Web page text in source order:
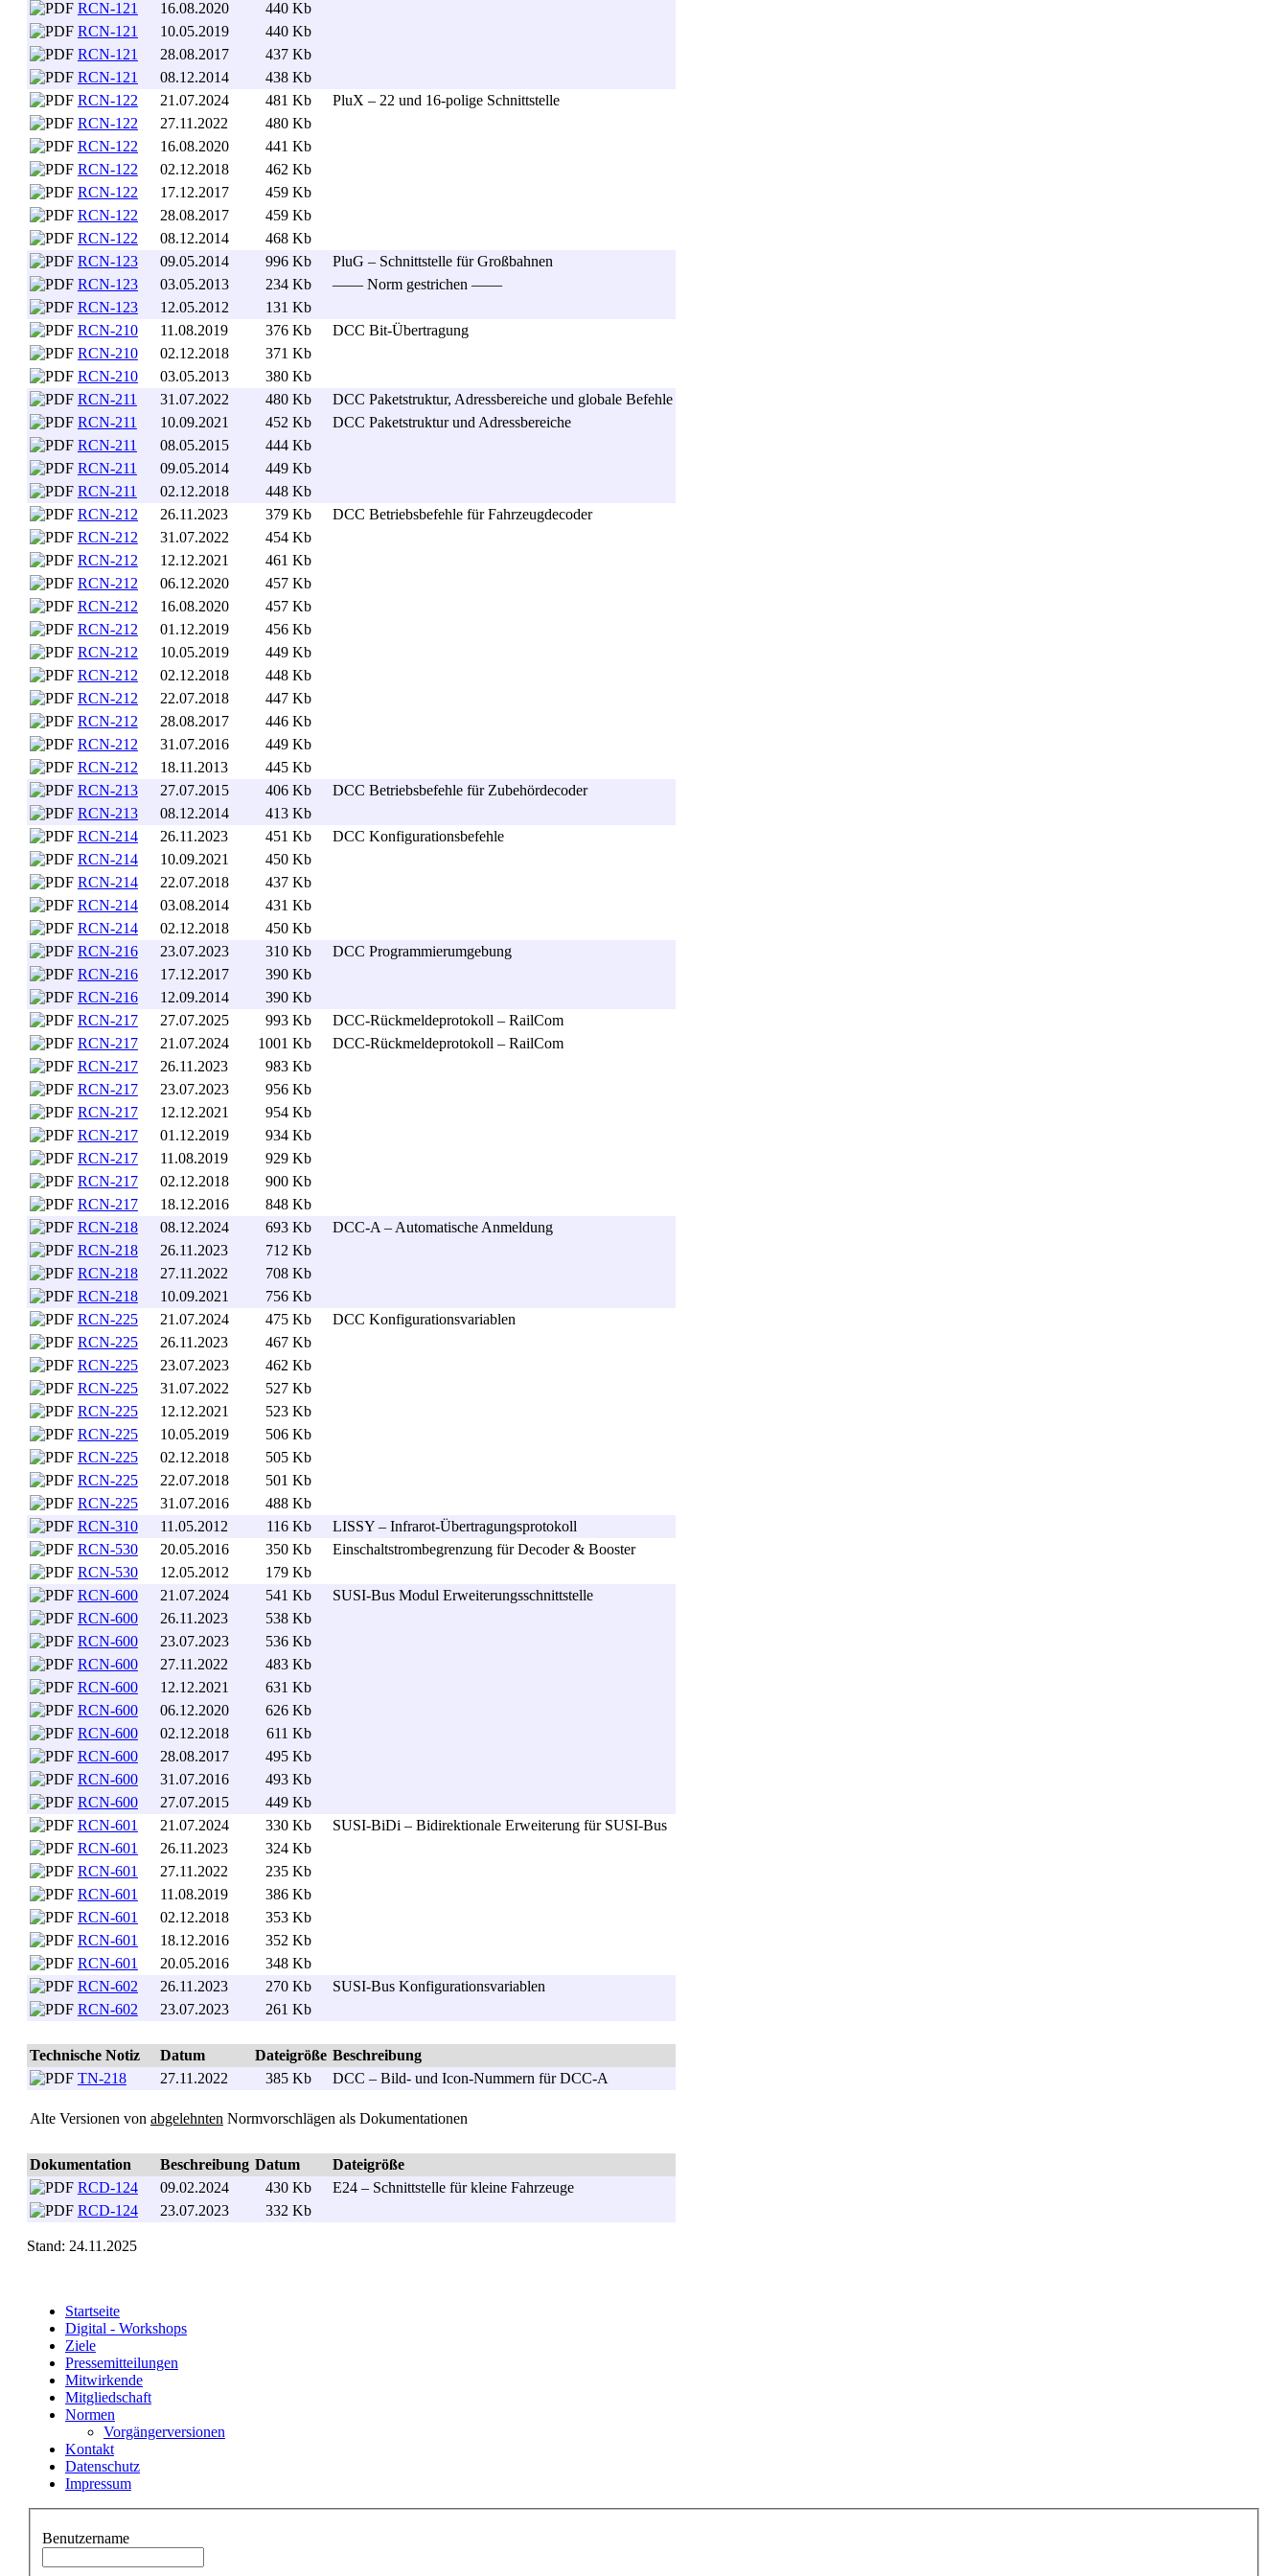
RCN-121
16.08.2020 440 Kb
RCN-121
10.05.2019 440 Kb
RCN-121
28.08.2017 437 Kb
RCN-121
08.12.2014 438 Kb
RCN-122
21.07.2024 481 Kb
PluX – 22 und 16-polige Schnittstelle
RCN-122
27.11.2022 480 Kb
RCN-122
16.08.2020 441 Kb
RCN-122
02.12.2018 462 Kb
RCN-122
17.12.2017 459 Kb
RCN-122
28.08.2017 459 Kb
RCN-122
08.12.2014 468 Kb
RCN-123
09.05.2014 996 Kb
PluG – Schnittstelle für Großbahnen
RCN-123
03.05.2013 234 Kb
—— Norm gestrichen ——
RCN-123
12.05.2012 131 Kb
RCN-210
11.08.2019 376 Kb
DCC Bit-Übertragung
RCN-210
02.12.2018 371 Kb
RCN-210
03.05.2013 380 Kb
RCN-211
31.07.2022 480 Kb
DCC Paketstruktur, Adressbereiche und globale Befehle
RCN-211
10.09.2021 452 Kb
DCC Paketstruktur und Adressbereiche
RCN-211
08.05.2015 444 Kb
RCN-211
09.05.2014 449 Kb
RCN-211
02.12.2018 448 Kb
RCN-212
26.11.2023 379 Kb
DCC Betriebsbefehle für Fahrzeugdecoder
RCN-212
31.07.2022 454 Kb
RCN-212
12.12.2021 461 Kb
RCN-212
06.12.2020 457 Kb
RCN-212
16.08.2020 457 Kb
RCN-212
01.12.2019 456 Kb
RCN-212
10.05.2019 449 Kb
RCN-212
02.12.2018 448 Kb
RCN-212
22.07.2018 447 Kb
RCN-212
28.08.2017 446 Kb
RCN-212
31.07.2016 449 Kb
RCN-212
18.11.2013 445 Kb
RCN-213
27.07.2015 406 Kb
DCC Betriebsbefehle für Zubehördecoder
RCN-213
08.12.2014 413 Kb
RCN-214
26.11.2023 451 Kb
DCC Konfigurationsbefehle
RCN-214
10.09.2021 450 Kb
RCN-214
22.07.2018 437 Kb
RCN-214
03.08.2014 431 Kb
RCN-214
02.12.2018 450 Kb
RCN-216
23.07.2023 310 Kb
DCC Programmierumgebung
RCN-216
17.12.2017 390 Kb
RCN-216
12.09.2014 390 Kb
RCN-217
27.07.2025 993 Kb
DCC-Rückmeldeprotokoll – RailCom
RCN-217
21.07.2024 1001 Kb
DCC-Rückmeldeprotokoll – RailCom
RCN-217
26.11.2023 983 Kb
RCN-217
23.07.2023 956 Kb
RCN-217
12.12.2021 954 Kb
RCN-217
01.12.2019 934 Kb
RCN-217
11.08.2019 929 Kb
RCN-217
02.12.2018 900 Kb
RCN-217
18.12.2016 848 Kb
RCN-218
08.12.2024 693 Kb
DCC-A – Automatische Anmeldung
RCN-218
26.11.2023 712 Kb
RCN-218
27.11.2022 708 Kb
RCN-218
10.09.2021 756 Kb
RCN-225
21.07.2024 475 Kb
DCC Konfigurationsvariablen
RCN-225
26.11.2023 467 Kb
RCN-225
23.07.2023 462 Kb
RCN-225
31.07.2022 527 Kb
RCN-225
12.12.2021 523 Kb
RCN-225
10.05.2019 506 Kb
RCN-225
02.12.2018 505 Kb
RCN-225
22.07.2018 501 Kb
RCN-225
31.07.2016 488 Kb
RCN-310
11.05.2012 116 Kb
LISSY – Infrarot-Übertragungsprotokoll
RCN-530
20.05.2016 350 Kb
Einschaltstrombegrenzung für Decoder & Booster
RCN-530
12.05.2012 179 Kb
RCN-600
21.07.2024 541 Kb
SUSI-Bus Modul Erweiterungsschnittstelle
RCN-600
26.11.2023 538 Kb
RCN-600
23.07.2023 536 Kb
RCN-600
27.11.2022 483 Kb
RCN-600
12.12.2021 631 Kb
RCN-600
06.12.2020 626 Kb
RCN-600
02.12.2018 611 Kb
RCN-600
28.08.2017 495 Kb
RCN-600
31.07.2016 493 Kb
RCN-600
27.07.2015 449 Kb
RCN-601
21.07.2024 330 Kb
SUSI-BiDi – Bidirektionale Erweiterung für SUSI-Bus
RCN-601
26.11.2023 324 Kb
RCN-601
27.11.2022 235 Kb
RCN-601
11.08.2019 386 Kb
RCN-601
02.12.2018 353 Kb
RCN-601
18.12.2016 352 Kb
RCN-601
20.05.2016 348 Kb
RCN-602
26.11.2023 270 Kb
SUSI-Bus Konfigurationsvariablen
RCN-602
23.07.2023 261 Kb
Technische Notiz Datum Dateigröße Beschreibung
TN-218
27.11.2022 385 Kb DCC – Bild- und Icon-Nummern für DCC-A
Alte Versionen von abgelehnten Normvorschlägen als Dokumentationen
Dokumentation Beschreibung Datum
Dateigröße
RCD-124
09.02.2024 430 Kb
E24 – Schnittstelle für kleine Fahrzeuge
RCD-124
23.07.2023 332 Kb
Stand: 24.11.2025
Startseite
Digital - Workshops
Ziele
Pressemitteilungen
Mitwirkende
Mitgliedschaft
Normen
Vorgängerversionen
Kontakt
Datenschutz
Impressum
Benutzername